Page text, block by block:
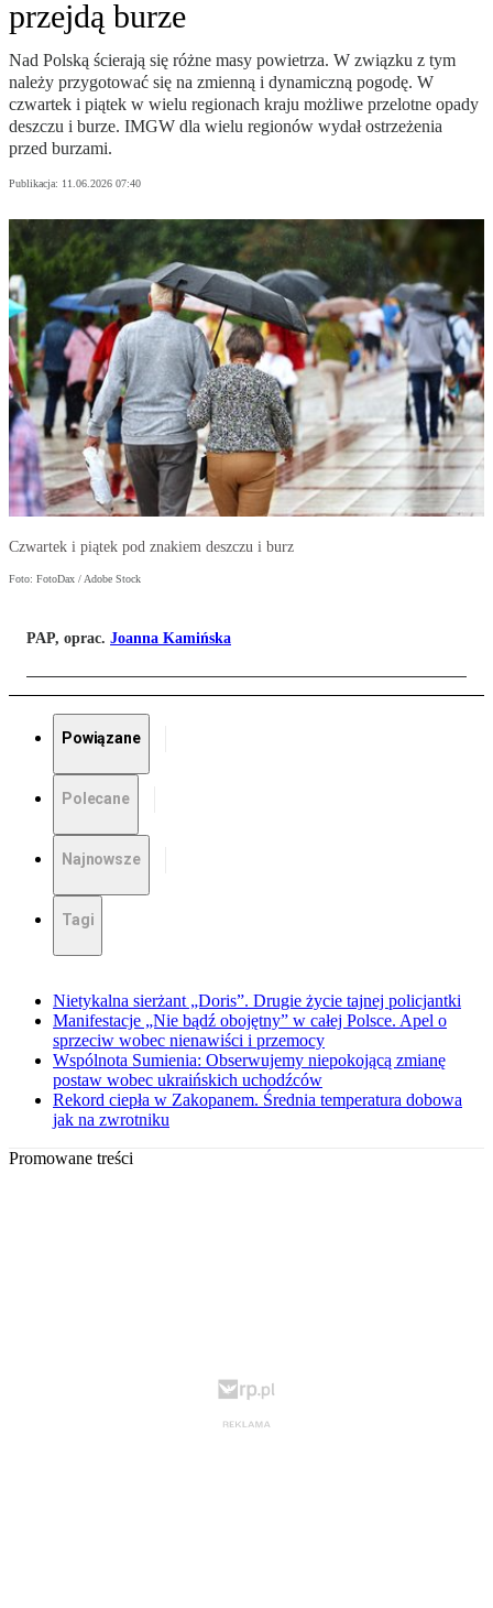
przejdą burze
Nad Polską ścierają się różne masy powietrza. W związku z tym
należy przygotować się na zmienną i dynamiczną pogodę. W
czwartek i piątek w wielu regionach kraju możliwe przelotne opady
deszczu i burze. IMGW dla wielu regionów wydał ostrzeżenia
przed burzami.
Publikacja: 11.06.2026 07:40
Czwartek i piątek pod znakiem deszczu i burz
Foto: FotoDax / Adobe Stock
PAP, oprac. Joanna Kamińska
Powiązane
Polecane
Najnowsze
Tagi
Nietykalna sierżant „Doris”. Drugie życie tajnej policjantki
Manifestacje „Nie bądź obojętny” w całej Polsce. Apel o
sprzeciw wobec nienawiści i przemocy
Wspólnota Sumienia: Obserwujemy niepokojącą zmianę
postaw wobec ukraińskich uchodźców
Rekord ciepła w Zakopanem. Średnia temperatura dobowa
jak na zwrotniku
Promowane treści